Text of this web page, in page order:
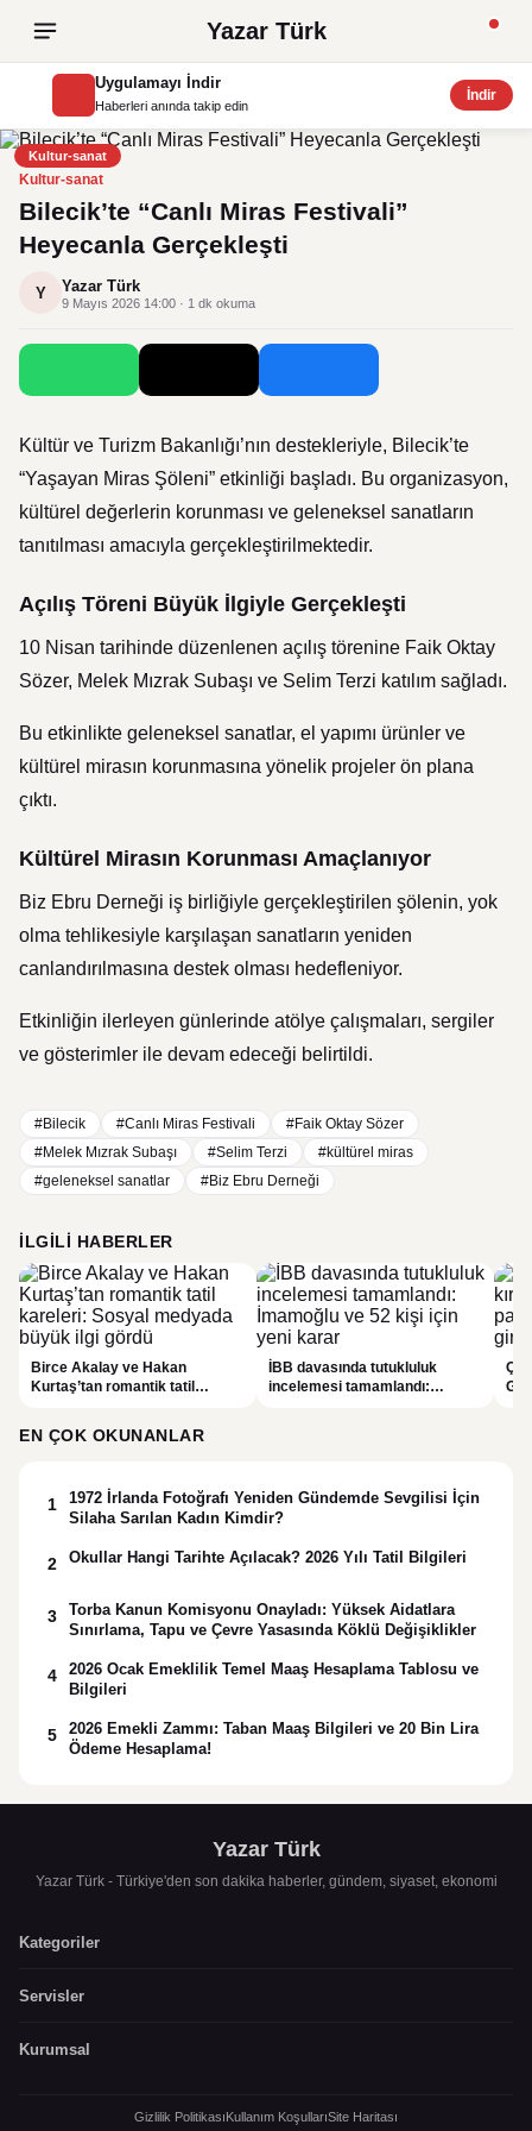
Yazar Türk
Uygulamayı İndir
Haberleri anında takip edin
İndir
Kultur-sanat
Kultur-sanat
Bilecik’te “Canlı Miras Festivali”
Heyecanla Gerçekleşti
Y Yazar Türk
9 Mayıs 2026 14:00 · 1 dk okuma
Kültür ve Turizm Bakanlığı’nın destekleriyle, Bilecik’te
“Yaşayan Miras Şöleni” etkinliği başladı. Bu organizasyon,
kültürel değerlerin korunması ve geleneksel sanatların
tanıtılması amacıyla gerçekleştirilmektedir.
Açılış Töreni Büyük İlgiyle Gerçekleşti
10 Nisan tarihinde düzenlenen açılış törenine Faik Oktay
Sözer, Melek Mızrak Subaşı ve Selim Terzi katılım sağladı.
Bu etkinlikte geleneksel sanatlar, el yapımı ürünler ve
kültürel mirasın korunmasına yönelik projeler ön plana
çıktı.
Kültürel Mirasın Korunması Amaçlanıyor
Biz Ebru Derneği iş birliğiyle gerçekleştirilen şölenin, yok
olma tehlikesiyle karşılaşan sanatların yeniden
canlandırılmasına destek olması hedefleniyor.
Etkinliğin ilerleyen günlerinde atölye çalışmaları, sergiler
ve gösterimler ile devam edeceği belirtildi.
#Bilecik #Canlı Miras Festivali
#Faik Oktay Sözer
#Melek Mızrak Subaşı
#Selim Terzi
#kültürel miras
#geleneksel sanatlar
#Biz Ebru Derneği
İLGILI HABERLER
Birce Akalay ve Hakan
Kurtaş’tan romantik tatil
İBB davasında tutukluluk
incelemesi tamamlandı:
EN ÇOK OKUNANLAR
1
1972 İrlanda Fotoğrafı Yeniden Gündemde Sevgilisi İçin
Silaha Sarılan Kadın Kimdir?
2 Okullar Hangi Tarihte Açılacak? 2026 Yılı Tatil Bilgileri
3
Torba Kanun Komisyonu Onayladı: Yüksek Aidatlara
Sınırlama, Tapu ve Çevre Yasasında Köklü Değişiklikler
4
2026 Ocak Emeklilik Temel Maaş Hesaplama Tablosu ve
Bilgileri
5
2026 Emekli Zammı: Taban Maaş Bilgileri ve 20 Bin Lira
Ödeme Hesaplama!
Yazar Türk
Yazar Türk - Türkiye'den son dakika haberler, gündem, siyaset, ekonomi
Kategoriler
Servisler
Kurumsal
Gizlilik PolitikasıKullanım KoşullarıSite Haritası